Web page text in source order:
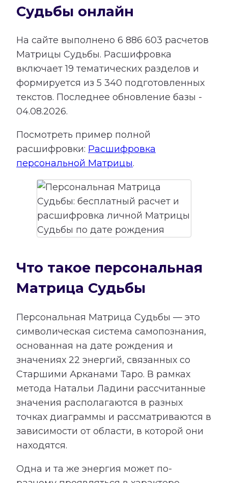
Судьбы онлайн
На сайте выполнено 6 886 603 расчетов
Матрицы Судьбы. Расшифровка
включает19 тематических разделов и
формируется из 5 340 подготовленных
текстов. Последнее обновление базы -
04.08.2026.
Посмотреть пример полной
расшифровки: Расшифровка
персональной Матрицы.
Что такое персональная
Матрица Судьбы
Персональная Матрица Судьбы — это
символическая система самопознания,
основанная на дате рождения и
значениях 22 энергий, связанных со
Старшими Арканами Таро. В рамках
метода Натальи Ладини рассчитанные
значения располагаются в разных
точках диаграммы и рассматриваются в
зависимости от области, в которой они
находятся.
Одна и та же энергия может по-